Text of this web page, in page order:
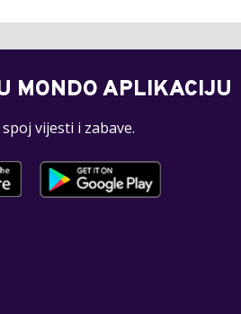
MONDO APLIKACIJU
vijesti i zabave.